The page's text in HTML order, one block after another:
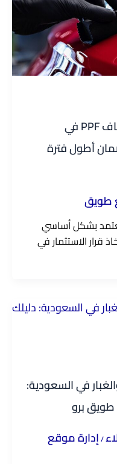
كم يدوم غلاف الحماية الشفاف PPF في
أطول فترة
طويق
يعتمد بشكل أساسي
قرار الاستثمار في
في السعودية:
برو
/إدارة موقع